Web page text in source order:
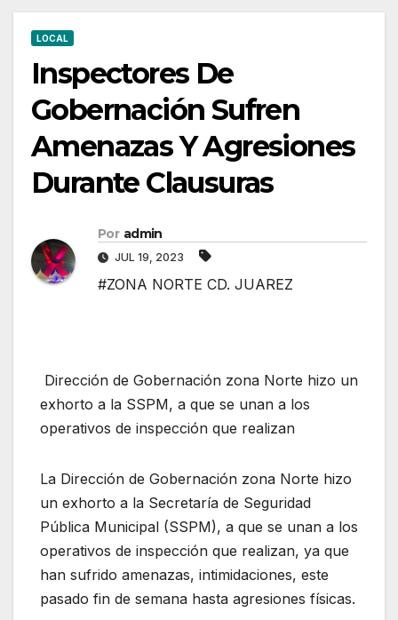
LOCAL
Inspectores De
Gobernación Sufren
Amenazas Y Agresiones
Durante Clausuras
Por admin
JUL 19, 2023
#ZONA NORTE CD. JUAREZ
Dirección de Gobernación zona Norte hizo un
exhorto a la SSPM, a que se unan a los
operativos de inspección que realizan
La Dirección de Gobernación zona Norte hizo
un exhorto a la Secretaría de Seguridad
Pública Municipal (SSPM), a que se unan a los
operativos de inspección que realizan, ya que
han sufrido amenazas, intimidaciones, este
pasado fin de semana hasta agresiones físicas.